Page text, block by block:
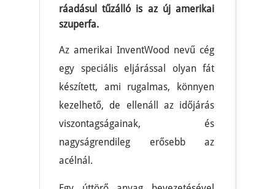
ráadásul tűzálló is az új amerikai
szuperfa.
Az amerikai InventWood nevű cég
egy speciális eljárással olyan fát
készített, ami rugalmas, könnyen
kezelhető, de ellenáll az időjárás
viszontagságainak, és
nagyságrendileg erősebb az
acélnál.